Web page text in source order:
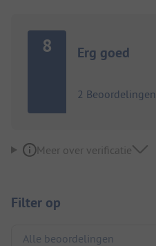
8 Erg goed
2 Beoordelingen
Meer over verificatie
Filter op